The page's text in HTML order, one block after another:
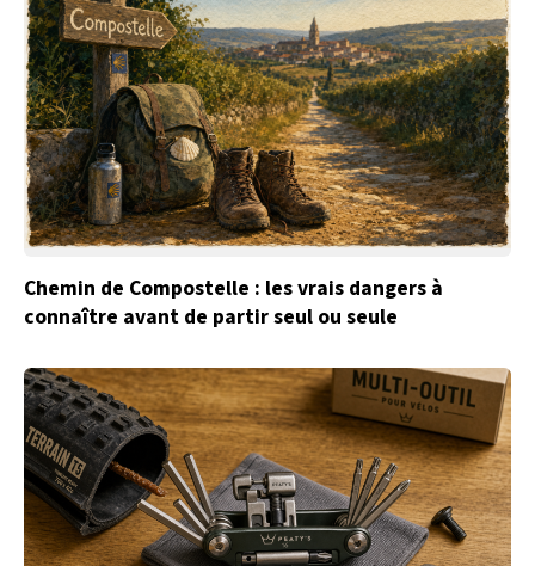
Chemin de Compostelle : les vrais dangers à
connaître avant de partir seul ou seule